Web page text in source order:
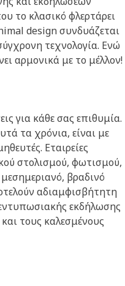
το κλασικό φλερτάρει
design συνδυάζεται
τεχνολογία. Ενώ
αρμονικά με το μέλλον!
για κάθε σας επιθυμία.
τα χρόνια, είναι με
Εταιρείες
στολισμού, φωτισμού,
βραδινό
αδιαμφισβήτητη
εκδήλωσης
τους καλεσμένους